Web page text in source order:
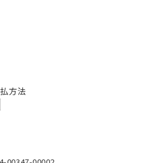
方法